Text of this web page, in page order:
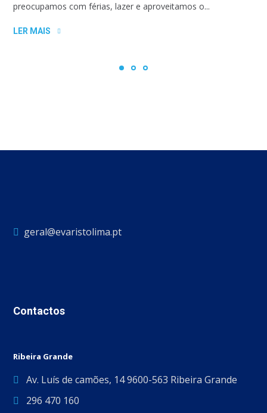
preocupamos com férias, lazer e aproveitamos o...
LER MAIS
geral@evaristolima.pt
Contactos
Ribeira Grande
Av. Luís de camões, 14 9600-563 Ribeira Grande
296 470 160